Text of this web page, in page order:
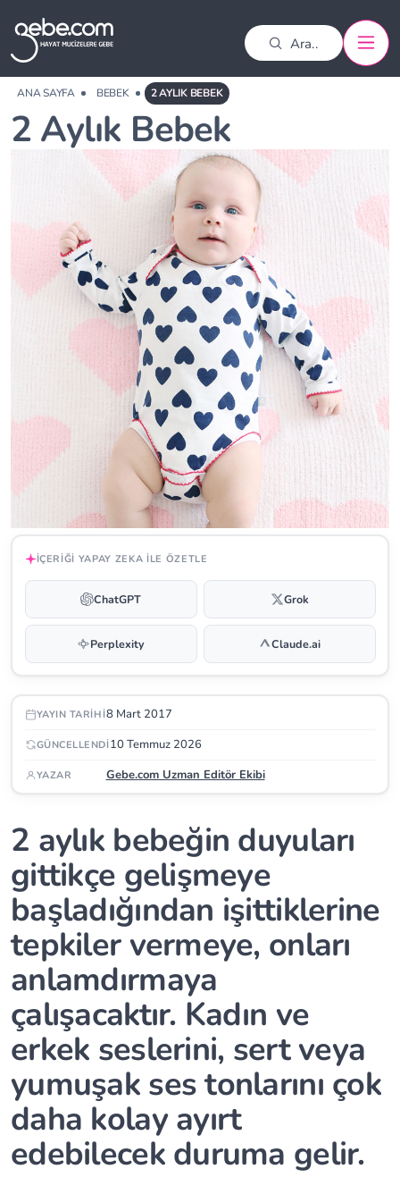
ANA SAYFA BEBEK 2 AYLIK BEBEK
2 Aylık Bebek
İÇERIĞI YAPAY ZEKA ILE ÖZETLE
ChatGPT Grok
Perplexity Claude.ai
YAYIN TARIHI8 Mart 2017
GÜNCELLENDI10 Temmuz 2026
YAZAR Gebe.com Uzman Editör Ekibi
2 aylık bebeğin duyuları
gittikçe gelişmeye
başladığından işittiklerine
tepkiler vermeye, onları
anlamdırmaya
çalışacaktır. Kadın ve
erkek seslerini, sert veya
yumuşak ses tonlarını çok
daha kolay ayırt
edebilecek duruma gelir.